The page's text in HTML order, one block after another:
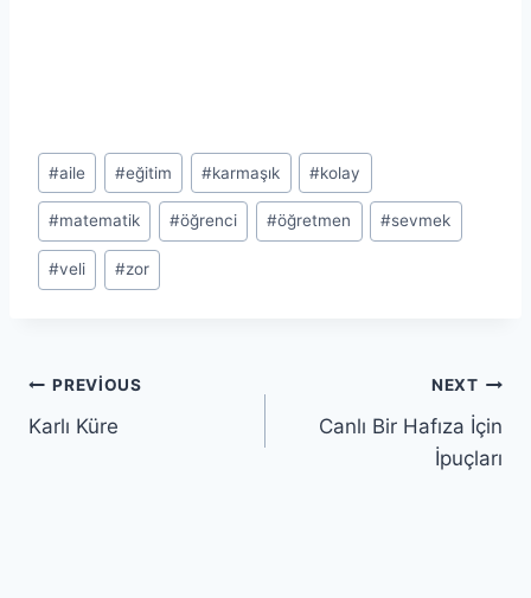
Post
Tags:
#aile #eğitim #karmaşık #kolay
#matematik #öğrenci #öğretmen #sevmek
#veli #zor
Yazı
gezinmesi
PREVIOUS
Karlı Küre
NEXT
Canlı Bir Hafıza İçin
İpuçları